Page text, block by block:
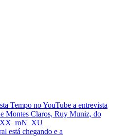
está chegando e a